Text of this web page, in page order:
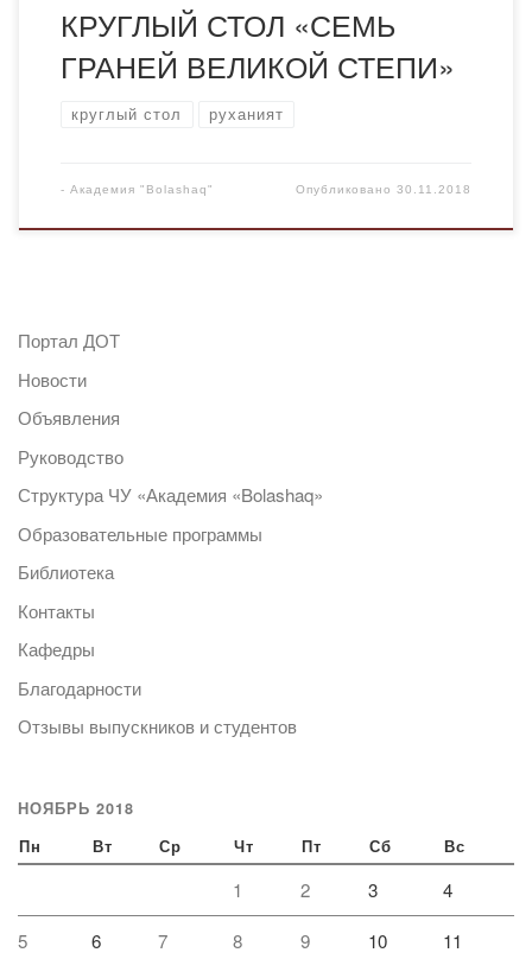
КРУГЛЫЙ СТОЛ «СЕМЬ
ГРАНЕЙ ВЕЛИКОЙ СТЕПИ»
круглый стол руханият
- Академия "Bolashaq" Опубликовано30.11.2018
Портал ДОТ
Новости
Объявления
Руководство
Структура ЧУ «Академия «Bolashaq»
Образовательные программы
Библиотека
Контакты
Кафедры
Благодарности
Отзывы выпускников и студентов
НОЯБРЬ 2018
Пн Вт Ср Чт Пт Сб Вс
1 2 3 4
5 6 7 8 9 10 11